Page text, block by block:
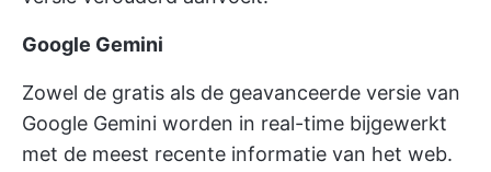
Google Gemini
Zowel de gratis als de geavanceerde versie van
Google Gemini worden in real-time bijgewerkt
met de meest recente informatie van het web.